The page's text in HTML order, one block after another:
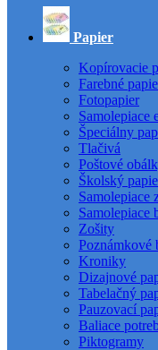
Papier
Kopírovacie
Farebné
Fotopapier
Samolepiace
Špeciálny
Tlačivá
Poštové
Školský
Samolepiace
Samolepiace
Zošity
Poznámkové
Kroniky
Dizajnové
Tabelačný
Pauzovací
Baliace
Piktogramy